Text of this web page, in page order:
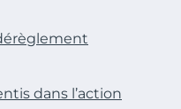
dans l’action